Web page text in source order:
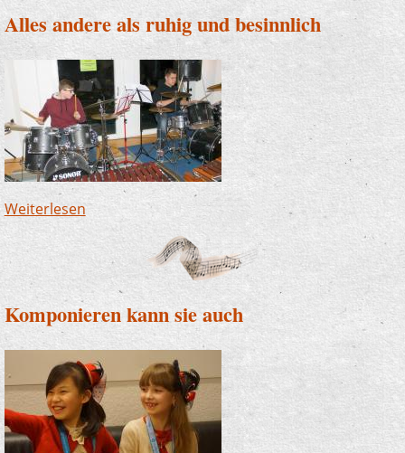
Alles andere als ruhig und besinnlich
Weiterlesenüber Alles andere als ruhig und besinnlich
Komponieren kann sie auch